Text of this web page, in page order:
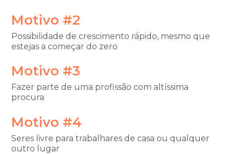
Motivo #2
Possibilidade de crescimento rápido, mesmo que
estejas a começar do zero
Motivo #3
Fazer parte de uma profissão com altíssima
procura
Motivo #4
Seres livre para trabalhares de casa ou qualquer
outro lugar